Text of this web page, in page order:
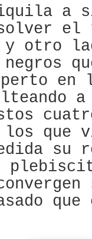
a sí
el
y otro
negros
los que
su